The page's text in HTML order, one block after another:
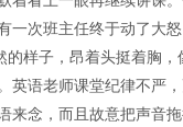
次班主任终于动了大
样子，昂着头挺着胸，
语老师课堂纪律不严
来念，而且故意把声音